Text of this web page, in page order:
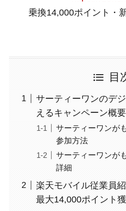
乗換14,000ポイント・
目
サーティーワンのデ
えるキャンペーン概要
サーティーワンが
参加方法
サーティーワンが
詳細
楽天モバイル従業員
最大14,000ポイント